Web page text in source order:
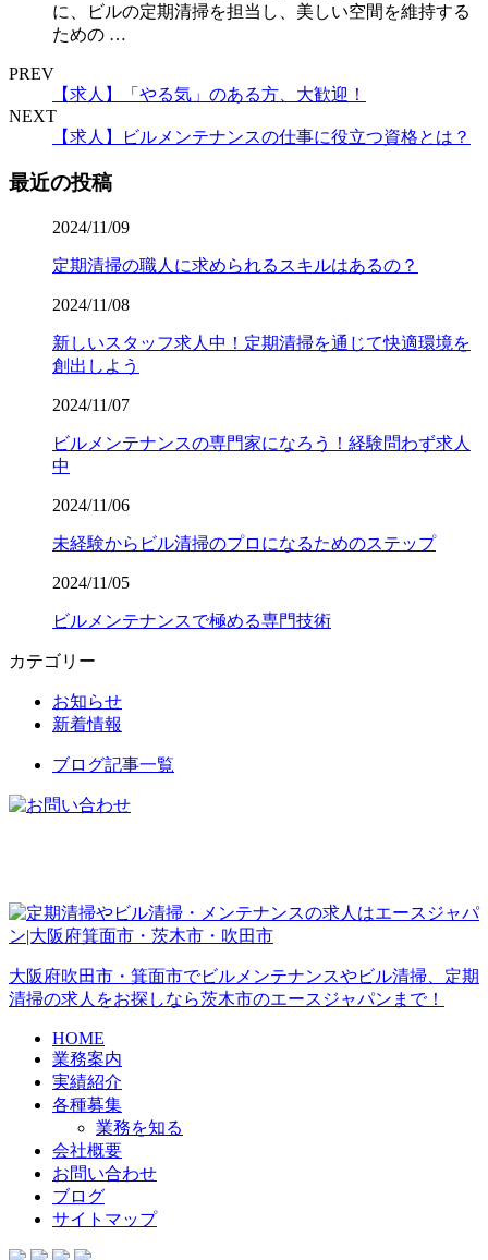
に、ビルの定期清掃を担当し、美しい空間を維持する
ための …
PREV
【求人】「やる気」のある方、大歓迎！
NEXT
【求人】ビルメンテナンスの仕事に役立つ資格とは？
最近の投稿
2024/11/09
定期清掃の職人に求められるスキルはあるの？
2024/11/08
新しいスタッフ求人中！定期清掃を通じて快適環境を
創出しよう
2024/11/07
ビルメンテナンスの専門家になろう！経験問わず求人
中
2024/11/06
未経験からビル清掃のプロになるためのステップ
2024/11/05
ビルメンテナンスで極める専門技術
カテゴリー
お知らせ
新着情報
ブログ記事一覧
大阪府吹田市・箕面市でビルメンテナンスやビル清掃、定期
清掃の求人をお探しなら茨木市のエースジャパンまで！
HOME
業務案内
実績紹介
各種募集
業務を知る
会社概要
お問い合わせ
ブログ
サイトマップ